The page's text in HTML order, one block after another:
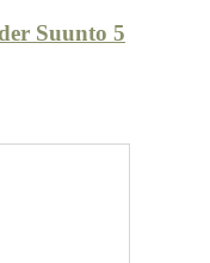
Suunto 5